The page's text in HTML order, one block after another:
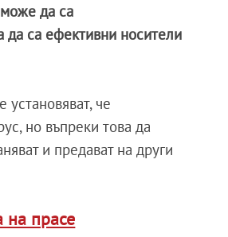
да са
да са ефективни носители
че
но въпреки това да
и предават на други
прасе